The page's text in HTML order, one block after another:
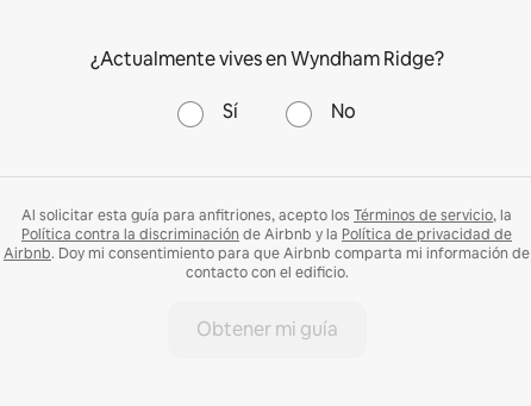
¿Actualmente vives en Wyndham Ridge?
Sí No
Al solicitar esta guía para anfitriones, acepto los Términos de servicio, la
Política contra la discriminación de Airbnb y la Política de privacidad de
Airbnb. Doy mi consentimiento para que Airbnb comparta mi información de
contacto con el edificio.
Obtener mi guía